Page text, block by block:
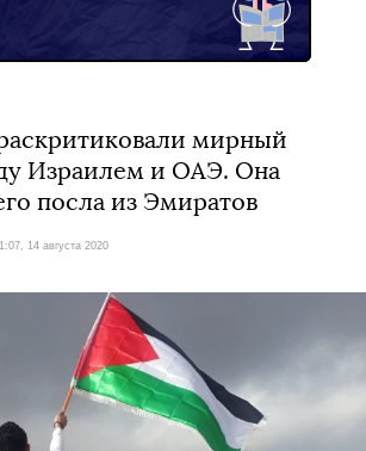
мирный
Израилем и ОАЭ. Она
посла из Эмиратов
14 августа 2020